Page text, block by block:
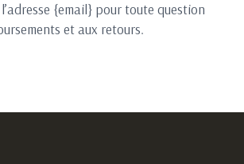
{email} pour toute question
et aux retours.